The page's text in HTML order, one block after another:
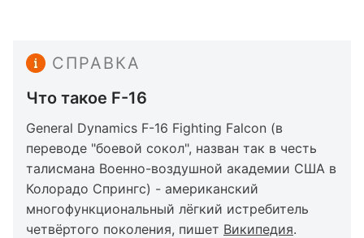
СПРАВКА
Что такое F-16
General Dynamics F-16 Fighting Falcon (в
переводе "боевой сокол", назван так в честь
талисмана Военно-воздушной академии США в
Колорадо Спрингс) - американский
многофункциональный лёгкий истребитель
четвёртого поколения, пишет Википедия.